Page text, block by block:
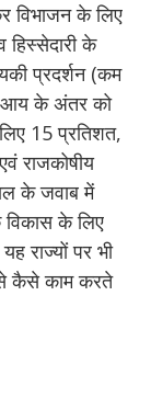
विभाजन के लिए
के
प्रदर्शन (कम
आय के अंतर को
15 प्रतिशत,
राजकोषीय
के जवाब में
विकास के लिए
राज्यों पर भी
कैसे काम करते